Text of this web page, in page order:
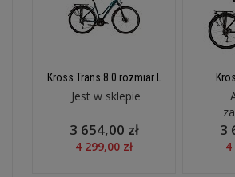
Kross Trans 8.0 rozmiar L
Jest w sklepie
3 654,00 zł
4 299,00 zł
3
4